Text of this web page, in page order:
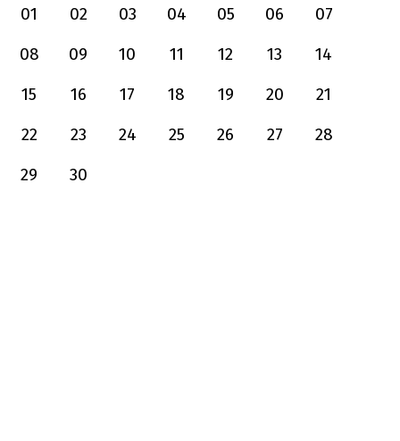
01
02 03 04 05 06
07
08
09 10 11 12 13
14
15
16 17 18 19 20
21
22
23 24 25 26 27
28
29
30